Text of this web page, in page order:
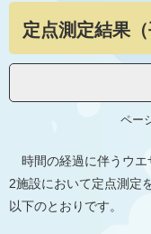
へ
定点測定結果（
ペー
時間の経過に伴うウエ
2施設において定点測定
以下のとおりです。